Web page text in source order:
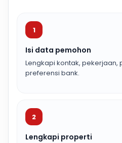
1
Isi data pemohon
Lengkapi kontak, pekerjaan,
preferensi bank.
2
Lengkapi properti